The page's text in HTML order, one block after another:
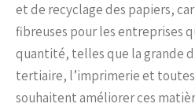
et de recyclage des papiers,
fibreuses pour les entreprises
quantité, telles que la grande
tertiaire, l’imprimerie et
souhaitent améliorer ces